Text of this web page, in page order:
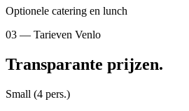
Optionele catering en lunch
03 — Tarieven Venlo
Transparante prijzen.
Small (4 pers.)